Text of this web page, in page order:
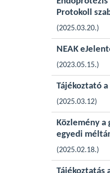
Protokoll
(2025.03.20.)
NEAK
(2023.05.15.)
Tájékoztató
(2025.03.12)
Közlemény a
egyedi
(2025.02.18.)